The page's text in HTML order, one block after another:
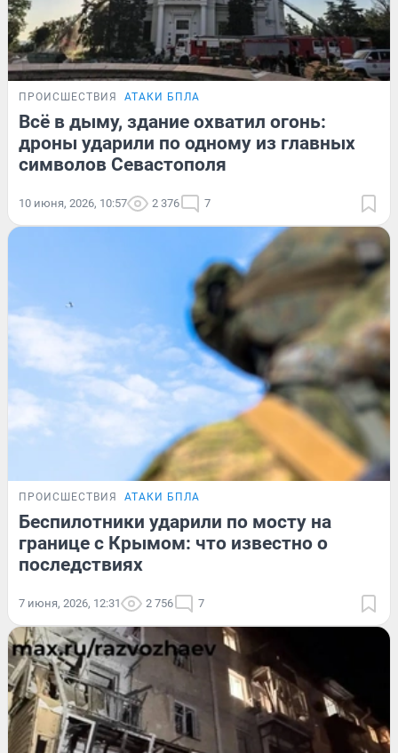
ПРОИСШЕСТВИЯ АТАКИ БПЛА
Всё в дыму, здание охватил огонь:
дроны ударили по одному из главных
символов Севастополя
10 июня, 2026, 10:57 2 376 7
ПРОИСШЕСТВИЯ АТАКИ БПЛА
Беспилотники ударили по мосту на
границе с Крымом: что известно о
последствиях
7 июня, 2026, 12:31 2 756 7